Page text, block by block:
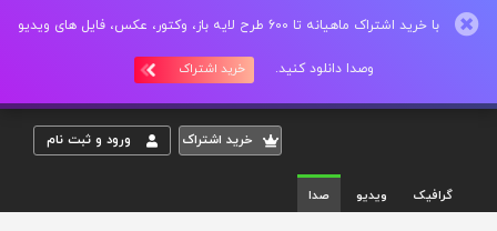
با خرید اشتراک ماهیانه تا 600 طرح لایه باز، وکتور، عکس، فایل های ویدیو
وصدا دانلود کنید. خرید اشتراک
خريد اشتراک ورود و ثبت نام
گرافیک ویدیو صدا